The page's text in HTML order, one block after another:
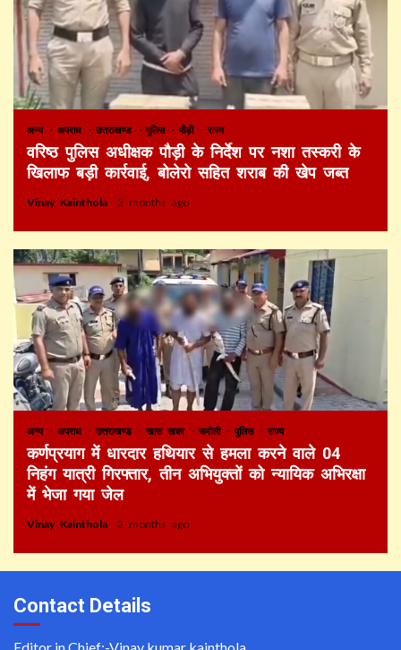
अन्य अपराध उत्तराखण्ड पुलिस पौड़ी राज्य
वरिष्ठ पुलिस अधीक्षक पौड़ी के निर्देश पर नशा तस्करी के
खिलाफ बड़ी कार्रवाई, बोलेरो सहित शराब की खेप जब्त
Vinay Kainthola 2 months ago
अन्य अपराध उत्तराखण्ड खास खबर चमोली पुलिस राज्य
कर्णप्रयाग में धारदार हथियार से हमला करने वाले 04
निहंग यात्री गिरफ्तार, तीन अभियुक्तों को न्यायिक अभिरक्षा
में भेजा गया जेल
Vinay Kainthola 2 months ago
Contact Details
Editor in Chief:-Vinay kumar kainthola